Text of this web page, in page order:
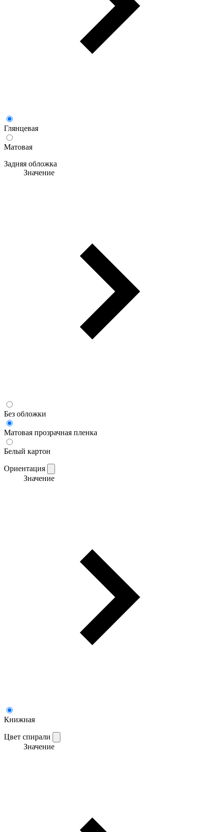
Глянцевая
Матовая
Задняя обложка
Значение
Без обложки
Матовая прозрачная пленка
Белый картон
Ориентация
Значение
Книжная
Цвет спирали
Значение